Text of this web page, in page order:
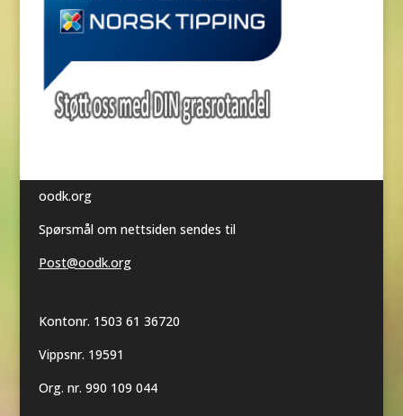
oodk.org
Spørsmål om nettsiden sendes til
Post@oodk.org
Kontonr. 1503 61 36720
Vippsnr. 19591
Org. nr. 990 109 044